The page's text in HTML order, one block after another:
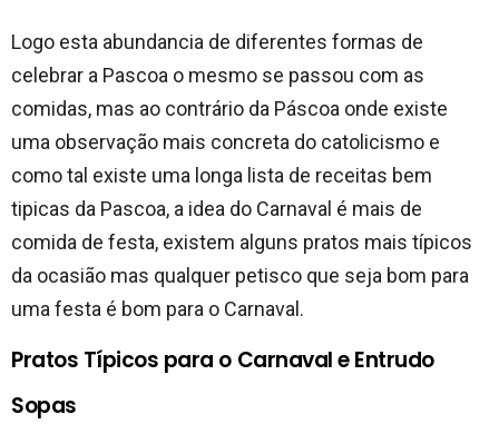
Logo esta abundancia de diferentes formas de
celebrar a Pascoa o mesmo se passou com as
comidas, mas ao contrário da Páscoa onde existe
uma observação mais concreta do catolicismo e
como tal existe uma longa lista de receitas bem
tipicas da Pascoa, a idea do Carnaval é mais de
comida de festa, existem alguns pratos mais típicos
da ocasião mas qualquer petisco que seja bom para
uma festa é bom para o Carnaval.
Pratos Típicos para o Carnaval e Entrudo
Sopas